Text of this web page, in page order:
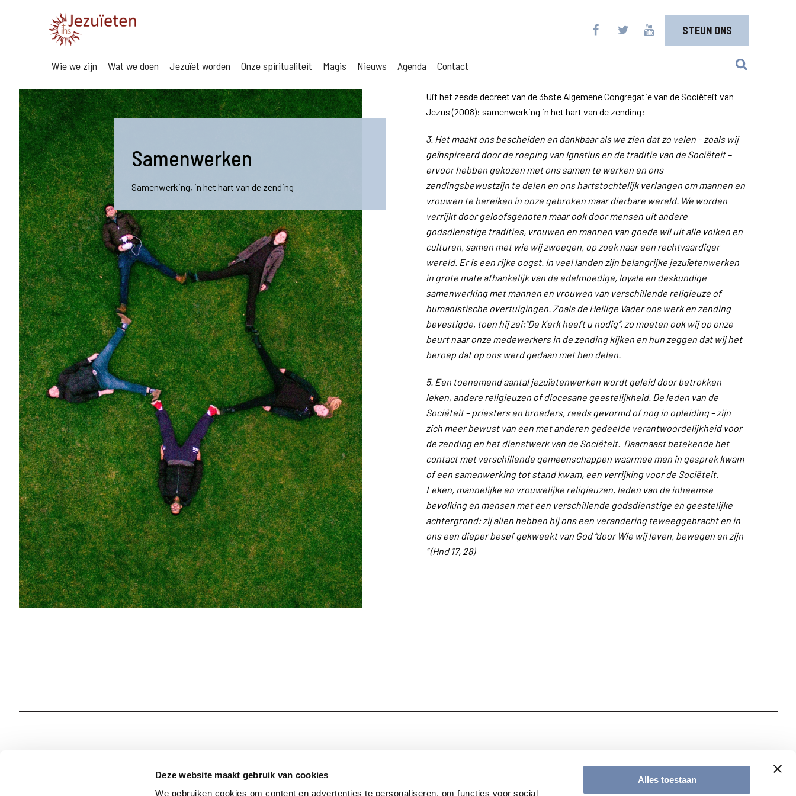
Deze website maakt gebruik van cookies
We gebruiken cookies om content en advertenties te personaliseren, om functies voor social
Alles toestaan
STEUN ONS
Wie we zijn Wat we doen Jezuïet worden Onze spiritualiteit Magis Nieuws Agenda Contact
Samenwerken
Samenwerking, in het hart van de zending
Uit het zesde decreet van de 35ste Algemene Congregatie van de Sociëteit van
Jezus (2008): samenwerking in het hart van de zending:
3. Het maakt ons bescheiden en dankbaar als we zien dat zo velen – zoals wij
geïnspireerd door de roeping van Ignatius en de traditie van de Sociëteit –
ervoor hebben gekozen met ons samen te werken en ons
zendingsbewustzijn te delen en ons hartstochtelijk verlangen om mannen en
vrouwen te bereiken in onze gebroken maar dierbare wereld. We worden
verrijkt door geloofsgenoten maar ook door mensen uit andere
godsdienstige tradities, vrouwen en mannen van goede wil uit alle volken en
culturen, samen met wie wij zwoegen, op zoek naar een rechtvaardiger
wereld. Er is een rijke oogst. In veel landen zijn belangrijke jezuïetenwerken
in grote mate afhankelijk van de edelmoedige, loyale en deskundige
samenwerking met mannen en vrouwen van verschillende religieuze of
humanistische overtuigingen. Zoals de Heilige Vader ons werk en zending
bevestigde, toen hij zei:”De Kerk heeft u nodig”, zo moeten ook wij op onze
beurt naar onze medewerkers in de zending kijken en hun zeggen dat wij het
beroep dat op ons werd gedaan met hen delen.
5. Een toenemend aantal jezuïetenwerken wordt geleid door betrokken
leken, andere religieuzen of diocesane geestelijkheid. De leden van de
Sociëteit – priesters en broeders, reeds gevormd of nog in opleiding – zijn
zich meer bewust van een met anderen gedeelde verantwoordelijkheid voor
de zending en het dienstwerk van de Sociëteit. Daarnaast betekende het
contact met verschillende gemeenschappen waarmee men in gesprek kwam
of een samenwerking tot stand kwam, een verrijking voor de Sociëteit.
Leken, mannelijke en vrouwelijke religieuzen, leden van de inheemse
bevolking en mensen met een verschillende godsdienstige en geestelijke
achtergrond: zij allen hebben bij ons een verandering teweeggebracht en in
ons een dieper besef gekweekt van God “door Wie wij leven, bewegen en zijn
” (Hnd 17, 28)
Onze Spiritualiteit
Blijf op de hoogte met onze nieuwsbrief